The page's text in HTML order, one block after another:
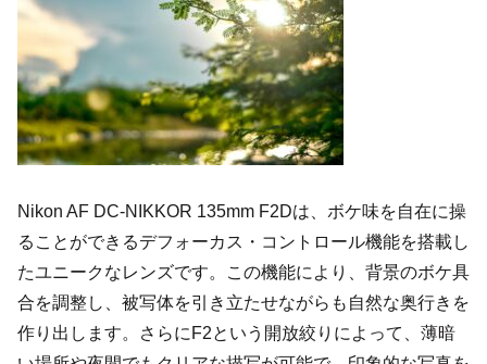
Nikon AF DC-NIKKOR 135mm F2Dは、ボケ味を自在に操
ることができるデフォーカス・コントロール機能を搭載し
たユニークなレンズです。この機能により、背景のボケ具
合を調整し、被写体を引き立たせながらも自然な奥行きを
作り出します。さらにF2という開放絞りによって、薄暗